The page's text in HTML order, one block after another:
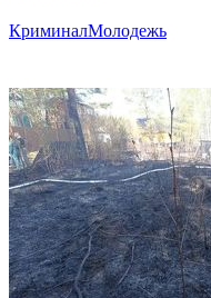
КриминалМолодежь